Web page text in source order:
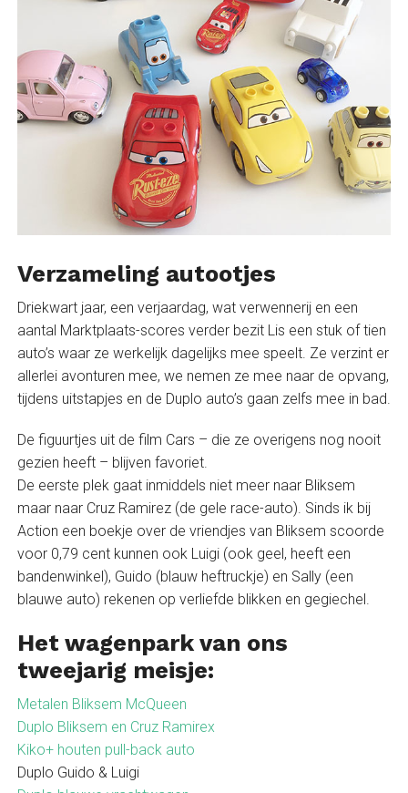
Verzameling autootjes
Driekwart jaar, een verjaardag, wat verwennerij en een
aantal Marktplaats-scores verder bezit Lis een stuk of tien
auto’s waar ze werkelijk dagelijks mee speelt. Ze verzint er
allerlei avonturen mee, we nemen ze mee naar de opvang,
tijdens uitstapjes en de Duplo auto’s gaan zelfs mee in bad.
De figuurtjes uit de film Cars – die ze overigens nog nooit
gezien heeft – blijven favoriet.
De eerste plek gaat inmiddels niet meer naar Bliksem
maar naar Cruz Ramirez (de gele race-auto). Sinds ik bij
Action een boekje over de vriendjes van Bliksem scoorde
voor 0,79 cent kunnen ook Luigi (ook geel, heeft een
bandenwinkel), Guido (blauw heftruckje) en Sally (een
blauwe auto) rekenen op verliefde blikken en gegiechel.
Het wagenpark van ons
tweejarig meisje:
Metalen Bliksem McQueen
Duplo Bliksem en Cruz Ramirex
Kiko+ houten pull-back auto
Duplo Guido & Luigi